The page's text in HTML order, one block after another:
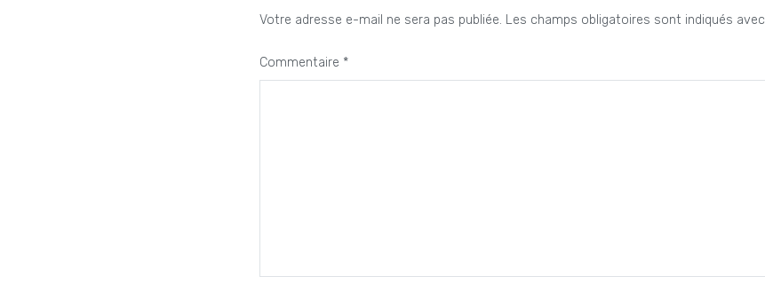
Votre adresse e-mail ne sera pas publiée. Les champs obligatoires sont indiqués avec
Commentaire *